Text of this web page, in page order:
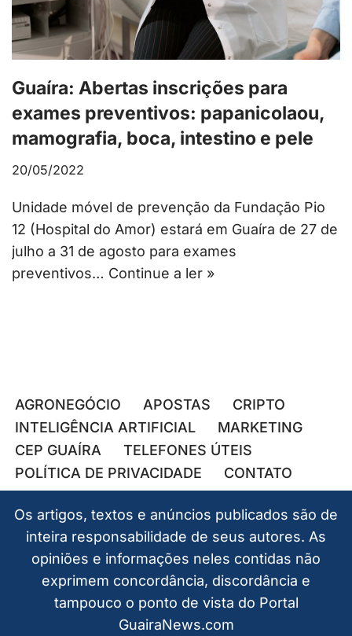
Guaíra: Abertas inscrições para
exames preventivos: papanicolaou,
mamografia, boca, intestino e pele
20/05/2022
Unidade móvel de prevenção da Fundação Pio
12 (Hospital do Amor) estará em Guaíra de 27 de
julho a 31 de agosto para exames
preventivos… Continue a ler »
AGRONEGÓCIO APOSTAS
CRIPTO
INTELIGÊNCIA ARTIFICIAL
MARKETING
CEP GUAÍRA
TELEFONES ÚTEIS
POLÍTICA DE PRIVACIDADE
CONTATO
Os artigos, textos e anúncios publicados são de
inteira responsabilidade de seus autores. As
opiniões e informações neles contidas não
exprimem concordância, discordância e
tampouco o ponto de vista do Portal
GuairaNews.com